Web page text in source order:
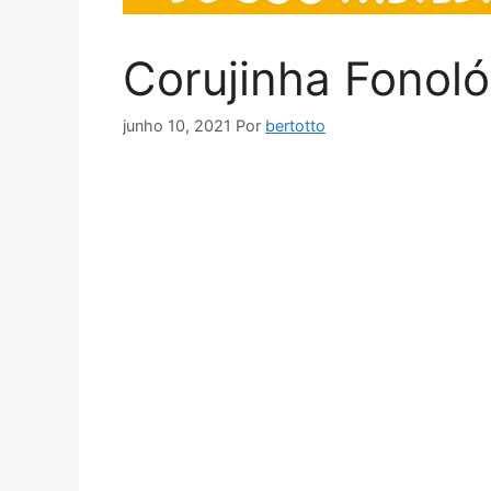
Corujinha
junho 10, 2021 Por bertotto